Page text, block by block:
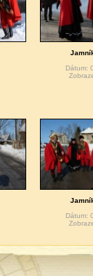
Dátum:
Dátum: